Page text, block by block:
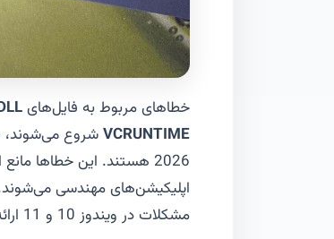
خطاهای مربوط به فایل‌های
VCRUNTIMEشروع می‌شوند،
2026 هستند. این خطاها
اپلیکیشن‌های مهندسی
مشکلات در ویندوز 10 و 11 ارائه می‌دهد.